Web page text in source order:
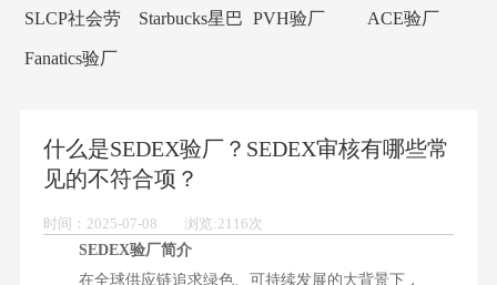
SLCP社会劳
工整合项目
Starbucks星巴 PVH验厂 ACE验厂
Fanatics验厂
什么是SEDEX验厂？SEDEX审核有哪些常
见的不符合项？
时间：2025-07-08 浏览:2116次
SEDEX验厂简介
在全球供应链追求绿色、可持续发展的大背景下，